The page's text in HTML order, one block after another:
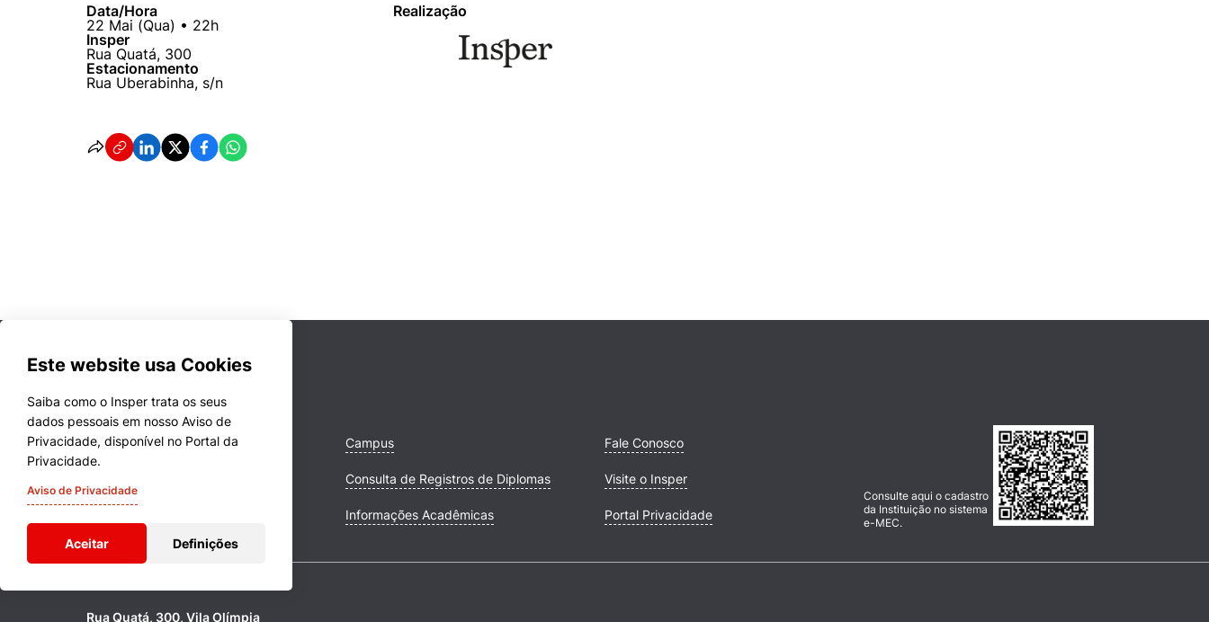
Data/Hora
22 Mai (Qua) • 22h
Insper
Rua Quatá, 300
Estacionamento
Rua Uberabinha, s/n
Realização
Este website usa Cookies
Saiba como o Insper trata os seus
dados pessoais em nosso Aviso de
Privacidade, disponível no Portal da
Privacidade.
Aviso de Privacidade
Aceitar Definições
Cursos Campus
Consulta de Registros de Diplomas
Informações Acadêmicas
Fale Conosco
Visite o Insper
Portal Privacidade
Consulte aqui o cadastro
da Instituição no sistema
e-MEC.
Rua Quatá, 300, Vila Olímpia